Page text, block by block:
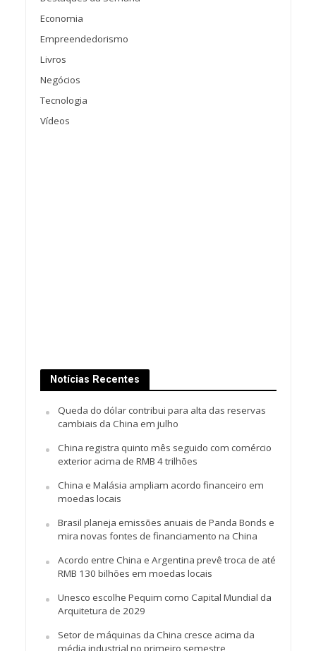
Economia
Empreendedorismo
Livros
Negócios
Tecnologia
Vídeos
Notícias Recentes
Queda do dólar contribui para alta das reservas
cambiais da China em julho
China registra quinto mês seguido com comércio
exterior acima de RMB 4 trilhões
China e Malásia ampliam acordo financeiro em
moedas locais
Brasil planeja emissões anuais de Panda Bonds e
mira novas fontes de financiamento na China
Acordo entre China e Argentina prevê troca de até
RMB 130 bilhões em moedas locais
Unesco escolhe Pequim como Capital Mundial da
Arquitetura de 2029
Setor de máquinas da China cresce acima da
média industrial no primeiro semestre